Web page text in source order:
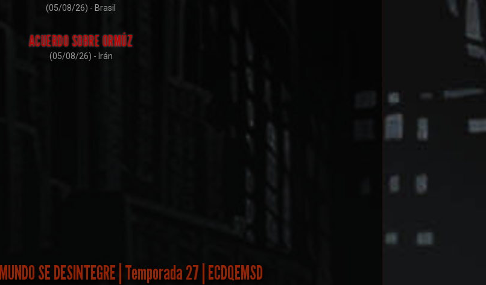
(05/08/26) - Brasil
ACUERDO SOBRE ORMÚZ
(05/08/26) - Irán
SE DESINTEGRE | Temporada 27 | ECDQEMSD